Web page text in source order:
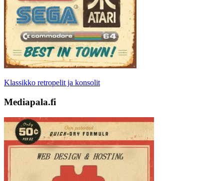
Klassikko retropelit ja konsolit
Mediapala.fi